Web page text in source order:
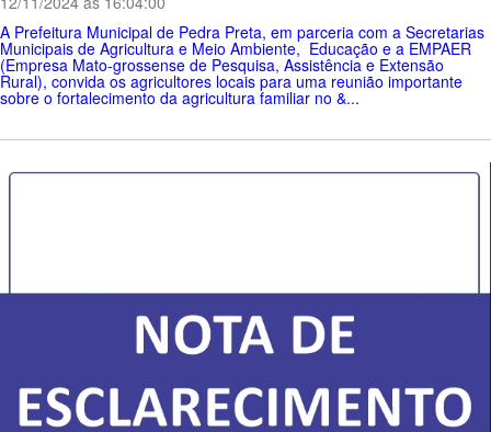
A Prefeitura Municipal de Pedra Preta, em parceria com a Secretarias
Municipais de Agricultura e Meio Ambiente, Educação e a EMPAER
(Empresa Mato-grossense de Pesquisa, Assistência e Extensão
Rural), convida os agricultores locais para uma reunião importante
sobre o fortalecimento da agricultura familiar no &...